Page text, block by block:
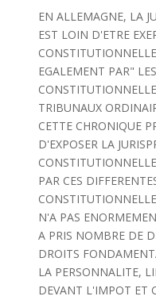
EN ALLEMAGNE, LA
EST LOIN D'ETRE
EGALEMENT PAR"
TRIBUNAUX
CETTE CHRONIQUE
D'EXPOSER LA
PAR CES
N'A PAS
A PRIS NOMBRE DE
DROITS
LA PERSONNALITE,
DEVANT L'IMPOT ET